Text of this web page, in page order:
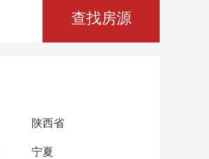
查找房源
陕西省
宁夏